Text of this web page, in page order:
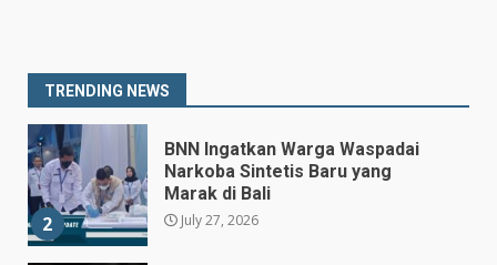
TRENDING NEWS
1
2
BNN Ingatkan Warga Waspadai
Narkoba Sintetis Baru yang
Marak di Bali
July 27, 2026